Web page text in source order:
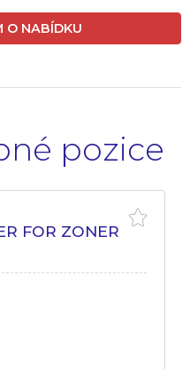
O NABÍDKU
pozice
FOR ZONER